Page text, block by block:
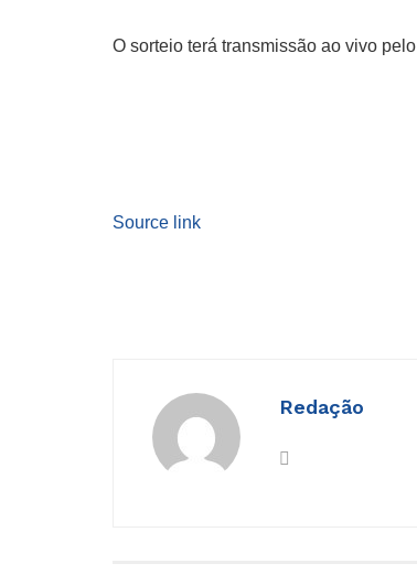
O sorteio terá transmissão ao vivo pelo
Source link
Redação